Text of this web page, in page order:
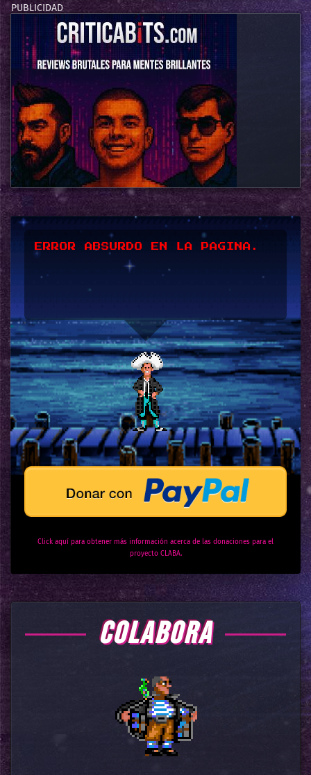
ERROR ABSURDO EN LA PAGINA.
Click aquí para obtener más información acerca de las donaciones para el
proyecto CLABA.
COLABORA